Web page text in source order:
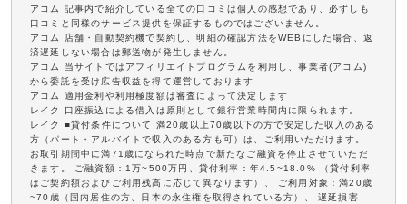
アコム 記事内で紹介している全ての口コミは個人の感想であり、必ずしも
口コミと同様のサービス提供を保証するものではございません。
アコム 店舗・自動契約機で契約し、明細の確認方法をWEBにした場合、返
済遅延しない場合は郵送物が発生しません。
アコム 当サイトではアフィリエイトプログラムを利用し、事業者(アコム)
から委託を受け広告収益を得て運営しております
アコム 適用金利や利用極度額は審査によって決定します
レイク 口座振込による借入は原則として銀行営業時間内に限られます。
レイク ■貸付条件について 満20歳以上70歳以下の方で安定した収入のある
方（パート・アルバイトで収入のある方も可）は、ご利用いただけます。
お取引期間中に満71歳になられた時点で新たなご融資を停止させていただ
きます。 ご融資額：1万~500万円、貸付利率：年4.5~18.0% （貸付利率
はご契約額およびご利用残高に応じて異なります）、 ご利用対象：満20歳
~70歳（国内居住の方、日本の永住権を取得されている方）、 遅延損害